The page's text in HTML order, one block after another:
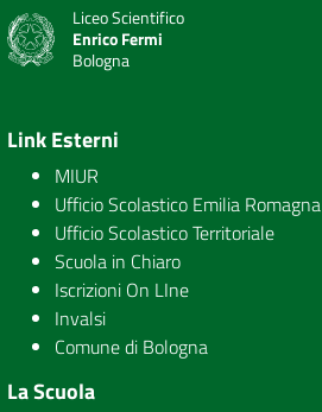
Liceo Scientifico
Enrico Fermi
Bologna
Link Esterni
MIUR
Ufficio Scolastico Emilia Romagna
Ufficio Scolastico Territoriale
Scuola in Chiaro
Iscrizioni On LIne
Invalsi
Comune di Bologna
La Scuola